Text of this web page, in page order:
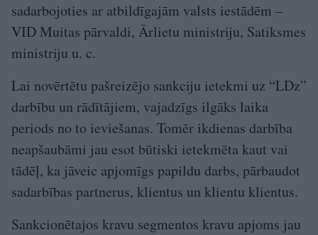
sadarbojoties ar atbildīgajām valsts iestādēm –
VID Muitas pārvaldi, Ārlietu ministriju, Satiksmes
ministriju u. c.
Lai novērtētu pašreizējo sankciju ietekmi uz “LDz”
darbību un rādītājiem, vajadzīgs ilgāks laika
periods no to ieviešanas. Tomēr ikdienas darbība
neapšaubāmi jau esot būtiski ietekmēta kaut vai
tādēļ, ka jāveic apjomīgs papildu darbs, pārbaudot
sadarbības partnerus, klientus un klientu klientus.
Sankcionētajos kravu segmentos kravu apjoms jau